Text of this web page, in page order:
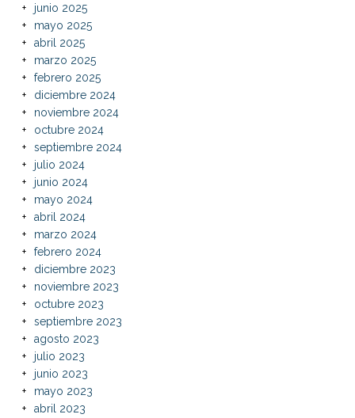
junio 2025
mayo 2025
abril 2025
marzo 2025
febrero 2025
diciembre 2024
noviembre 2024
octubre 2024
septiembre 2024
julio 2024
junio 2024
mayo 2024
abril 2024
marzo 2024
febrero 2024
diciembre 2023
noviembre 2023
octubre 2023
septiembre 2023
agosto 2023
julio 2023
junio 2023
mayo 2023
abril 2023